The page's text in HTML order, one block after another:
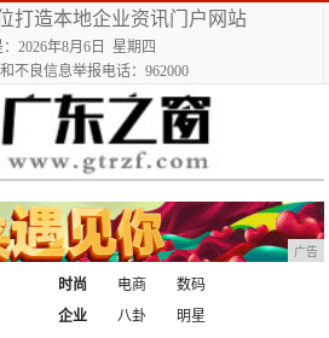
打造本地企业资讯门户网站
2026年8月6日 星期四
不良信息举报电话：962000
广告
时尚 电商
数码
企业
八卦
明星